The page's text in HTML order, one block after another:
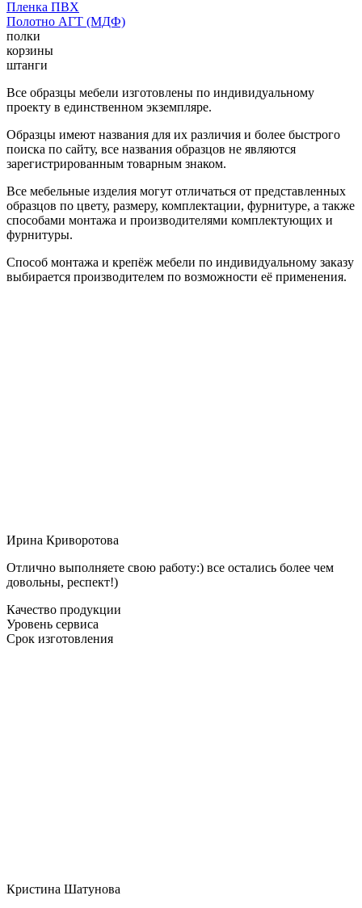
Пленка ПВХ
Полотно АГТ (МДФ)
полки
корзины
штанги
Все образцы мебели изготовлены по индивидуальному
проекту в единственном экземпляре.
Образцы имеют названия для их различия и более быстрого
поиска по сайту, все названия образцов не являются
зарегистрированным товарным знаком.
Все мебельные изделия могут отличаться от представленных
образцов по цвету, размеру, комплектации, фурнитуре, а также
способами монтажа и производителями комплектующих и
фурнитуры.
Способ монтажа и крепёж мебели по индивидуальному заказу
выбирается производителем по возможности её применения.
Ирина Криворотова
Отлично выполняете свою работу:) все остались более чем
довольны, респект!)
Качество продукции
Уровень сервиса
Срок изготовления
Кристина Шатунова